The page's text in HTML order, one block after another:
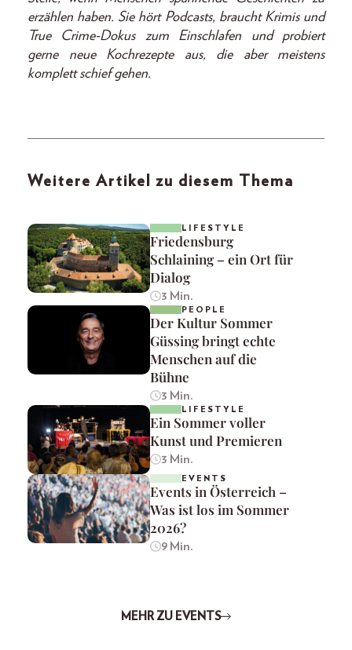
erzählen haben. Sie hört Podcasts, braucht Krimis und
True Crime-Dokus zum Einschlafen und probiert
gerne neue Kochrezepte aus, die aber meistens
komplett schief gehen.
Weitere Artikel zu diesem Thema
LIFESTYLE
Friedensburg
Schlaining – ein Ort für
Dialog
3 Min.
PEOPLE
Der Kultur Sommer
Güssing bringt echte
Menschen auf die
Bühne
3 Min.
LIFESTYLE
Ein Sommer voller
Kunst und Premieren
3 Min.
EVENTS
Events in Österreich –
Was ist los im Sommer
2026?
9 Min.
MEHR ZU EVENTS